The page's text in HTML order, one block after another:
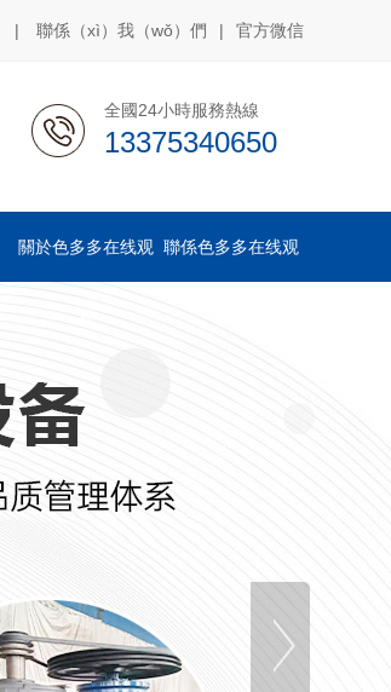
| 聯係（xì）我（wǒ）們 | 官方微信
全國24小時服務熱線
13375340650
關於色多多在线观 聯係色多多在线观